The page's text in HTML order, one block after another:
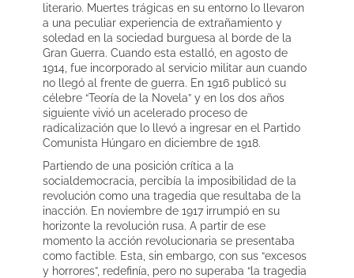
literario. Muertes trágicas en su entorno lo llevaron
a una peculiar experiencia de extrañamiento y
soledad en la sociedad burguesa al borde de la
Gran Guerra. Cuando esta estalló, en agosto de
1914, fue incorporado al servicio militar aun cuando
no llegó al frente de guerra. En 1916 publicó su
célebre “Teoría de la Novela” y en los dos años
siguiente vivió un acelerado proceso de
radicalización que lo llevó a ingresar en el Partido
Comunista Húngaro en diciembre de 1918.
Partiendo de una posición crítica a la
socialdemocracia, percibía la imposibilidad de la
revolución como una tragedia que resultaba de la
inacción. En noviembre de 1917 irrumpió en su
horizonte la revolución rusa. A partir de ese
momento la acción revolucionaria se presentaba
como factible. Esta, sin embargo, con sus “excesos
y horrores”, redefinía, pero no superaba “la tragedia